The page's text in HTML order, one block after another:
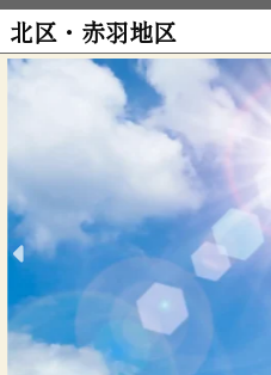
北区・赤羽地区